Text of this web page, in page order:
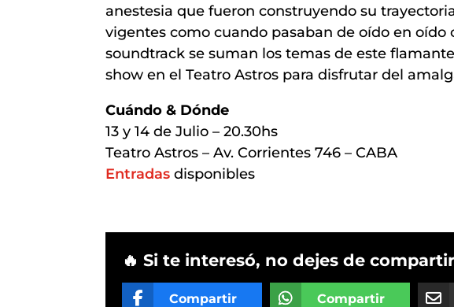
anestesia que fueron construyendo su
vigentes como cuando pasaban de oído en
soundtrack se suman los temas de este
show en el Teatro Astros para disfrutar del
Cuándo & Dónde
13 y 14 de Julio – 20.30hs
Teatro Astros – Av. Corrientes 746 – CABA
Entradas disponibles
🔥 Si te interesó, no dejes de
Compartir Compartir